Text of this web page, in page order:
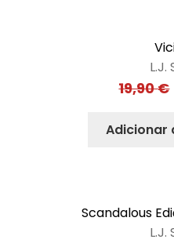
L.J.
19,90€
Adicionar
Scandalous
L.J.